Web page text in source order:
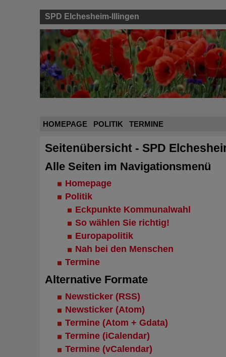
SPD Elchesheim-Illingen
HOMEPAGE POLITIK TERMINE
Seitenübersicht - SPD
Alle Seiten im Navigationsmenü
Homepage
Politik
Eckpunkte Kommunalwahl
So wählen Sie richtig!
Europapolitik
Nah bei den Menschen
Termine
Alternative Formate
Newsticker (RSS)
Newsticker (Atom)
Termine (Atom + Gdata)
Termine (iCalendar)
Termine (vCalendar)